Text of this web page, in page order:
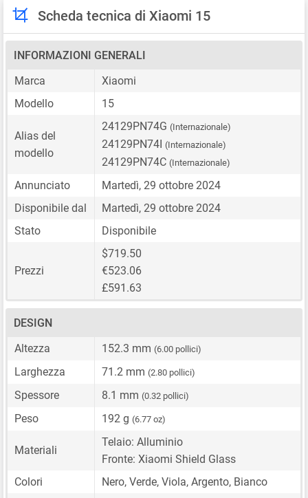
Scheda tecnica di Xiaomi 15
INFORMAZIONI GENERALI
Marca
Xiaomi
Modello
15
Alias del
modello
24129PN74G (Internazionale)
24129PN74I (Internazionale)
24129PN74C (Internazionale)
Annunciato
Martedì, 29 ottobre 2024
Disponibile dal
Martedì, 29 ottobre 2024
Stato
Disponibile
Prezzi
$719.50
€523.06
£591.63
DESIGN
Altezza
152.3 mm (6.00 pollici)
Larghezza 71.2 mm (2.80 pollici)
Spessore 8.1 mm (0.32 pollici)
Peso 192 g (6.77 oz)
Materiali
Telaio: Alluminio
Fronte: Xiaomi Shield Glass
Colori
Nero, Verde, Viola, Argento, Bianco